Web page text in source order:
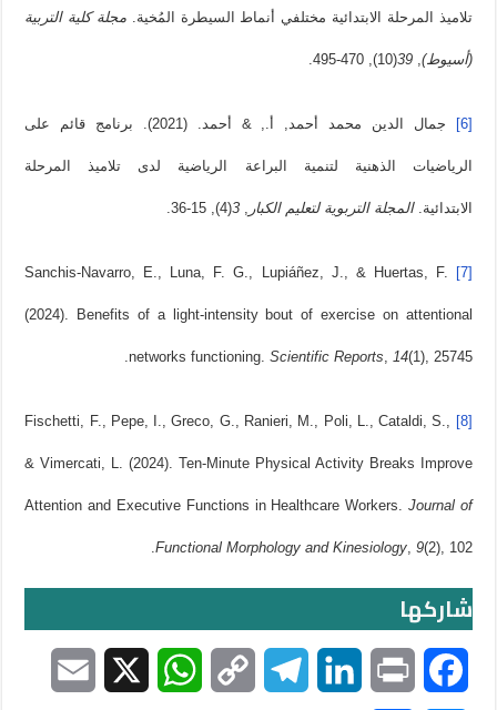
تلاميذ المرحلة الابتدائية مختلفي أنماط السيطرة المُخية.مجلة کلية التربية
(أسيوط),
39
(10), 470-495.
[6] جمال الدين محمد أحمد, أ., & أحمد. (2021). برنامج قائم على
الرياضيات الذهنية لتنمية البراعة الرياضية لدى تلاميذ المرحلة
الابتدائية.المجلة التربوية لتعليم الکبار ,
3
(4), 15-36.
[7]
Sanchis-Navarro, E., Luna, F. G., Lupiáñez, J., & Huertas, F.
(2024). Benefits of a light-intensity bout of exercise on attentional
networks functioning. Scientific Reports, 14(1), 25745.‏
[8]
Fischetti, F., Pepe, I., Greco, G., Ranieri, M., Poli, L., Cataldi, S.,
& Vimercati, L. (2024). Ten-Minute Physical Activity Breaks Improve
Attention and Executive Functions in Healthcare Workers. Journal of
Functional Morphology and Kinesiology, 9(2), 102.‏
شاركها